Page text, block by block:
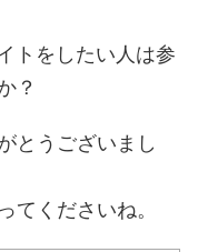
トをしたい人は参
？
とうございまし
てくださいね。